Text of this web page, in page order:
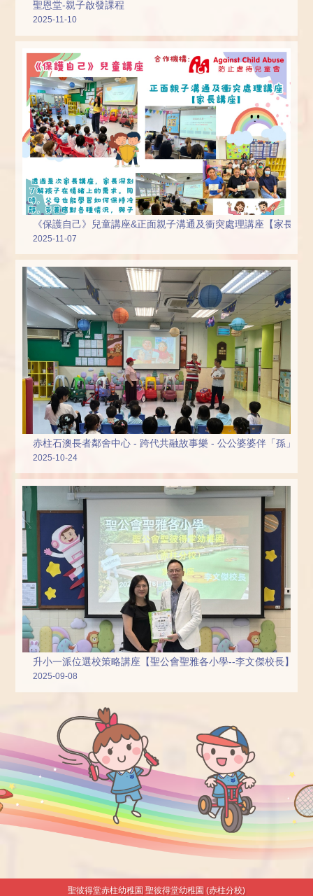
聖恩堂-親子啟發課程
2025-11-10
《保護自己》兒童講座&正面親子溝通及衝突處理講座【家長講
2025-11-07
赤柱石澳長者鄰舍中心 - 跨代共融故事樂 - 公公婆婆伴「孫」講
2025-10-24
升小一派位選校策略講座【聖公會聖雅各小學--李文傑校長】
2025-09-08
聖彼得堂赤柱幼稚園 聖彼得堂幼稚園 (赤柱分校)